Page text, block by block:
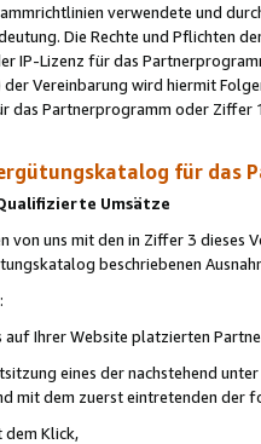
verwendete und
Die Rechte und Pflichten
IP-Lizenz für das
der Vereinbarung wird hiermit
das Partnerprogramm oder
für das
Umsätze
von uns mit den in Ziffer 3
beschriebenen
:
Ihrer Website platzierten
eines der nachstehend
mit dem zuerst eintretenden der
Klick,